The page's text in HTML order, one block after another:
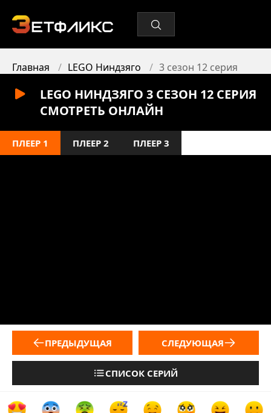
Главная LEGO Ниндзяго 3 сезон 12 серия
LEGO НИНДЗЯГО 3 СЕЗОН 12 СЕРИЯ
СМОТРЕТЬ ОНЛАЙН
ПЛЕЕР 1 ПЛЕЕР 2 ПЛЕЕР 3
ПРЕДЫДУЩАЯ
СПИСОК СЕРИЙ
СЛЕДУЮЩАЯ